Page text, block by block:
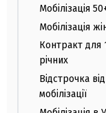
Мобілізація
Мобілізація
Контракт для
річних
Відстрочка від
мобілізації